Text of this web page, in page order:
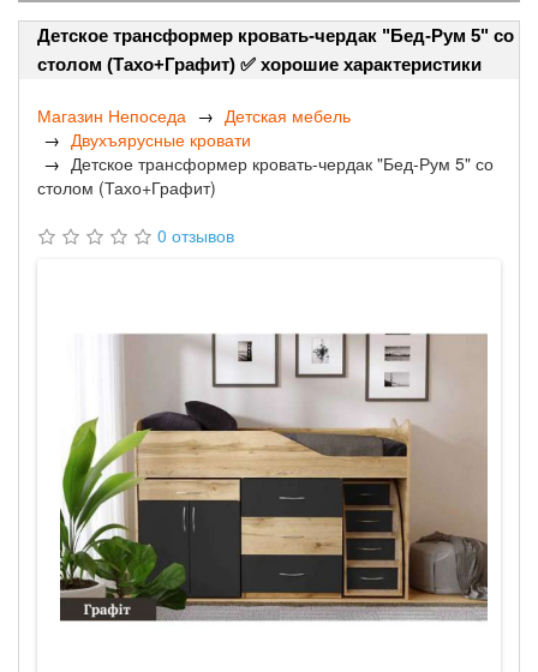
Детское трансформер кровать-чердак "Бед-Рум 5" со
столом (Тахо+Графит) ✅ хорошие характеристики
Магазин Непоседа
Детская мебель
Двухъярусные кровати
Детское трансформер кровать-чердак "Бед-Рум 5" со
столом (Тахо+Графит)
0 отзывов